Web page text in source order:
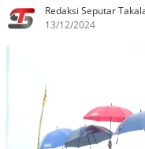
Redaksi Seputar
13/12/2024